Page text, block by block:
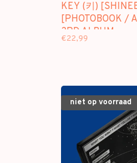
KEY (키)
[PHOTOBOOK /
3RD ALBUM
€22,99
niet op voorraad